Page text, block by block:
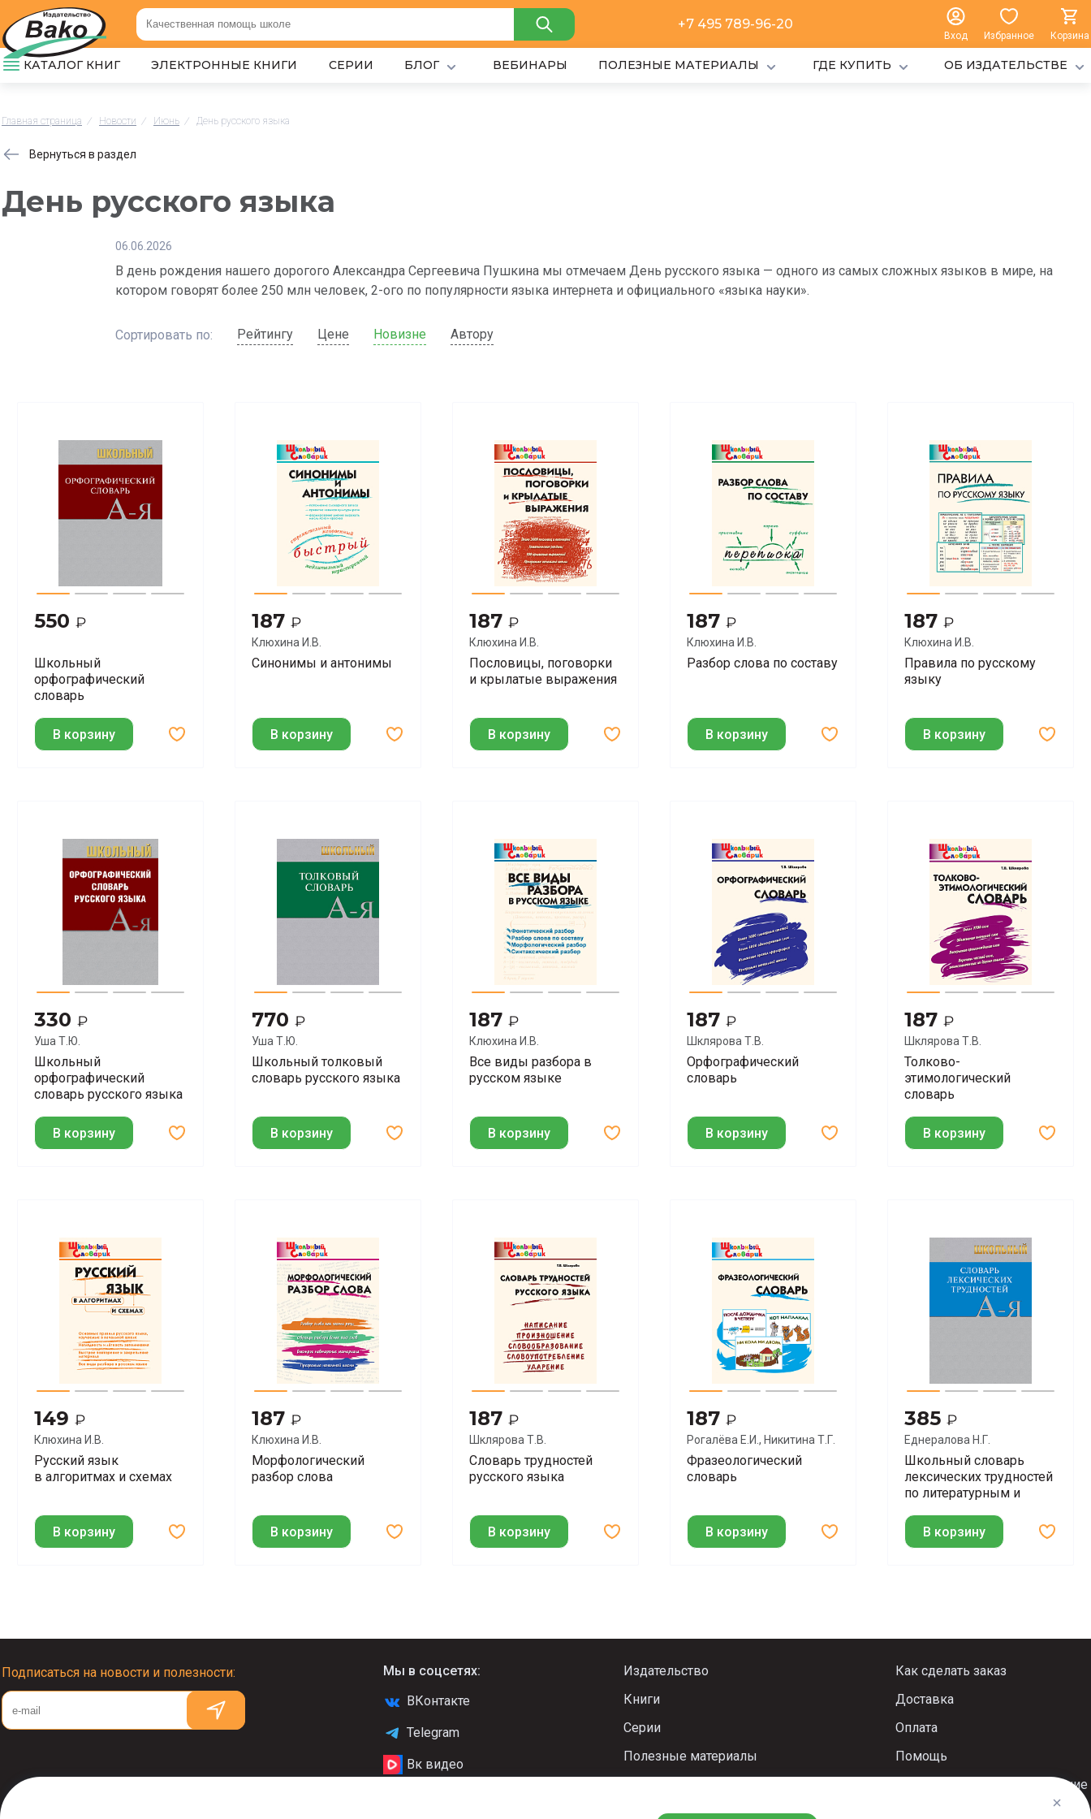
+7 495 789-96-20
Вход Избранное Корзина
КАТАЛОГ КНИГ ЭЛЕКТРОННЫЕ КНИГИ СЕРИИ БЛОГ ВЕБИНАРЫ ПОЛЕЗНЫЕ МАТЕРИАЛЫ ГДЕ КУПИТЬ ОБ ИЗДАТЕЛЬСТВЕ
Главная страница / Новости / Июнь / День русского языка
Вернуться в раздел
День русского языка
06.06.2026
В день рождения нашего дорогого Александра Сергеевича Пушкина мы отмечаем День русского языка — одного из самых сложных языков в мире, на
котором говорят более 250 млн человек, 2-ого по популярности языка интернета и официального «языка науки».
Сортировать по: Рейтингу Цене Новизне Автору
550 ₽
Школьный
орфографический
словарь
В корзину
187 ₽
Клюхина И.В.
Синонимы и антонимы
В корзину
187 ₽
Клюхина И.В.
Пословицы, поговорки
и крылатые выражения
В корзину
187 ₽
Клюхина И.В.
Разбор слова по составу
В корзину
187 ₽
Клюхина И.В.
Правила по русскому
языку
В корзину
330 ₽
Уша Т.Ю.
Школьный
орфографический
словарь русского языка
В корзину
770 ₽
Уша Т.Ю.
Школьный толковый
словарь русского языка
В корзину
187 ₽
Клюхина И.В.
Все виды разбора в
русском языке
В корзину
187 ₽
Шклярова Т.В.
Орфографический
словарь
В корзину
187 ₽
Шклярова Т.В.
Толково-
этимологический
словарь
В корзину
149 ₽
Клюхина И.В.
Русский язык
в алгоритмах и схемах
В корзину
187 ₽
Клюхина И.В.
Морфологический
разбор слова
В корзину
187 ₽
Шклярова Т.В.
Словарь трудностей
русского языка
В корзину
187 ₽
Рогалёва Е.И., Никитина Т.Г.
Фразеологический
словарь
В корзину
385 ₽
Еднералова Н.Г.
Школьный словарь
лексических трудностей
по литературным и
XVII–XX веков
В корзину
Подписаться на новости и полезности:
Мы в соцсетях:
ВКонтакте
Telegram
Вк видео
Издательство
Книги
Серии
Полезные материалы
Стать автором
Как сделать заказ
Доставка
Оплата
Помощь
Пользовательское соглашение